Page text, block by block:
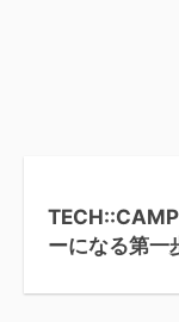
ーになる第一